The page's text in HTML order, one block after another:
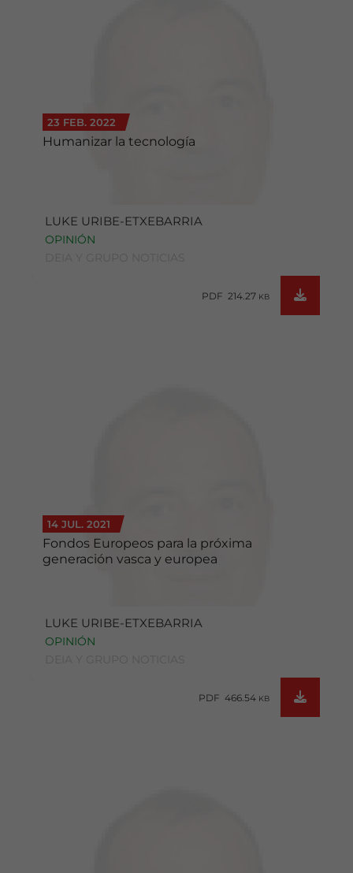
23 FEB. 2022
Humanizar la tecnología
LUKE URIBE-ETXEBARRIA
OPINIÓN
PDF 214.27 KB
14 JUL. 2021
Fondos Europeos para la próxima
generación vasca y europea
LUKE URIBE-ETXEBARRIA
OPINIÓN
PDF 466.54 KB